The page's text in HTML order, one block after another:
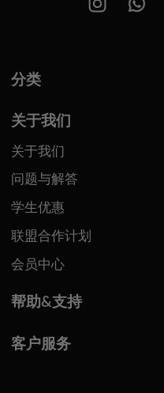
分类
关于我们
关于我们
问题与解答
学生优惠
联盟合作计划
会员中心
帮助&支持
客户服务